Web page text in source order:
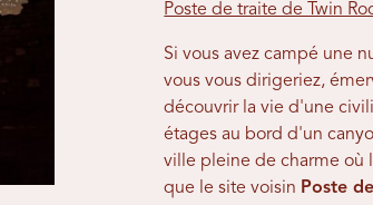
Poste de traite de Twin
Si vous avez campé une
vous vous dirigeriez,
découvrir la vie d'une
étages au bord d'un
ville pleine de charme où
que le site voisin Poste